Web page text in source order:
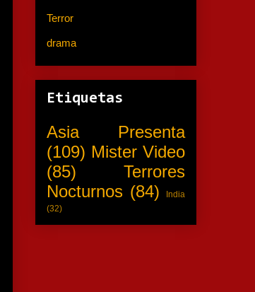
Terror
drama
Etiquetas
Asia Presenta
(109) Mister Video
(85)
Terrores
Nocturnos (84)
India
(32)